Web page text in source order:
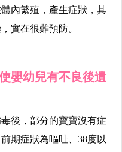
內繁殖，產生症狀，其
實在很難預防。
嬰幼兒有不良後遺
後，部分的寶寶沒有症
期症狀為嘔吐、38度以